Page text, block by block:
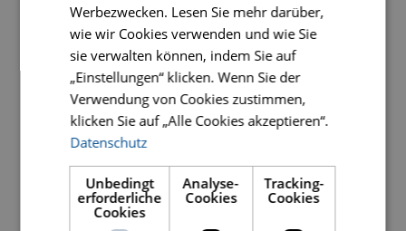
SERVICE
TEILEZEICHNUNG
KONTAKT
KATALOG
DIAMANTTRENNSCHEIBEN
Werbezwecken. Lesen Sie mehr darüber,
wie wir Cookies verwenden und wie Sie
sie verwalten können, indem Sie auf
„Einstellungen“ klicken. Wenn Sie der
Verwendung von Cookies zustimmen,
klicken Sie auf „Alle Cookies akzeptieren“.
Datenschutz
Unbedingt
erforderliche
Cookies
Analyse-
Cookies
Tracking-
Cookies